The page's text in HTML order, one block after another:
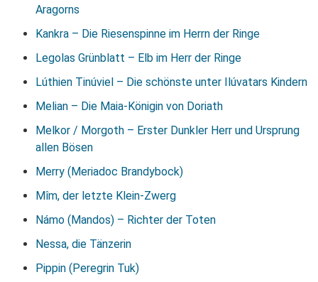
Aragorns
Kankra – Die Riesenspinne im Herrn der Ringe
Legolas Grünblatt – Elb im Herr der Ringe
Lúthien Tinúviel – Die schönste unter Ilúvatars Kindern
Melian – Die Maia-Königin von Doriath
Melkor / Morgoth – Erster Dunkler Herr und Ursprung
allen Bösen
Merry (Meriadoc Brandybock)
Mîm, der letzte Klein-Zwerg
Námo (Mandos) – Richter der Toten
Nessa, die Tänzerin
Pippin (Peregrin Tuk)